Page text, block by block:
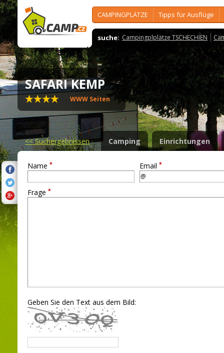
CAMPINGPLÄTZE Tipps für Ausflüge
suche: Campingplplätze TSCHECHIEN
SAFARI KEMP
WWW Seiten
<<Suchergebnissen Camping Einrichtungen
Name * Email *
Frage *
Geben Sie den Text aus dem Bild: